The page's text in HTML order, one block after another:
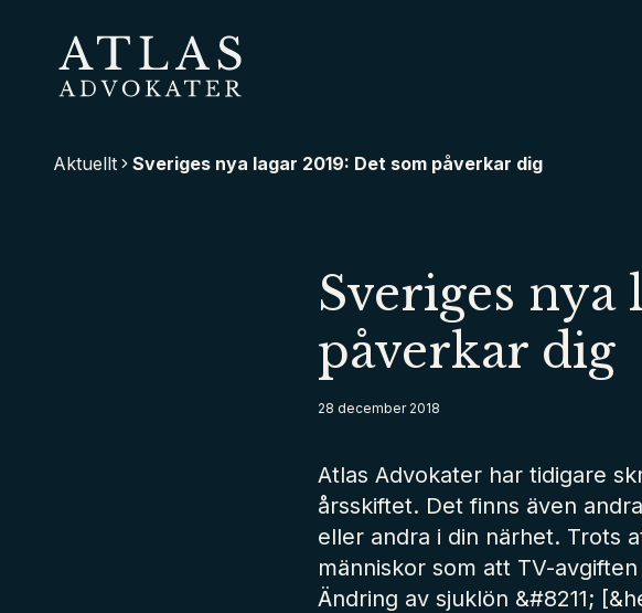
Hoppa
till
huvudinnehåll
Aktuellt Sveriges nya lagar 2019: Det som påverkar dig
Sveriges nya
påverkar dig
28 december 2018
Atlas Advokater har tidigare
årsskiftet. Det finns även
eller andra i din närhet. Trots
människor som att TV-
Ändring av sjuklön &#8211;